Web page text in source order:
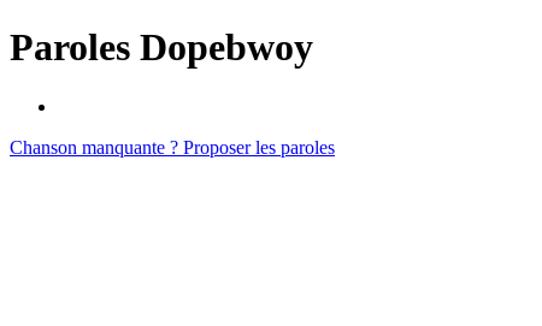
Paroles Dopebwoy
Chanson manquante ? Proposer les paroles